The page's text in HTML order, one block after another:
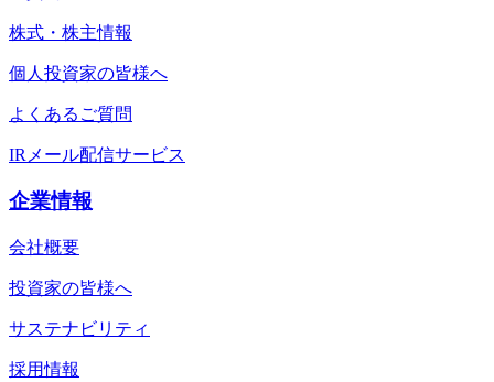
株式・株主情報
個人投資家の皆様へ
よくあるご質問
IRメール配信サービス
企業情報
会社概要
投資家の皆様へ
サステナビリティ
採用情報